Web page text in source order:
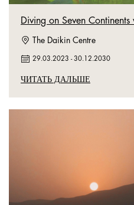
Diving on Seven
The Daikin Centre
29.03.2023 -30.12.2030
ЧИТАТЬ ДАЛЬШЕ